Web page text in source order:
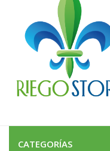
CATEGORÍAS